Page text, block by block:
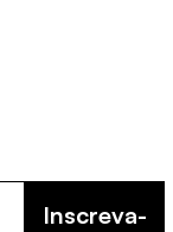
Inscreva-